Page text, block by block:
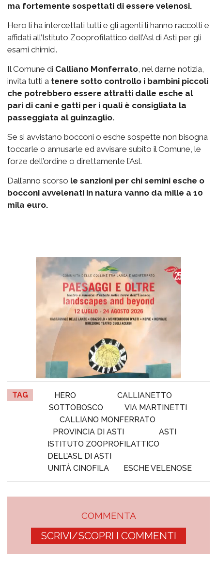
ma fortemente sospettati di essere velenosi.
Hero li ha intercettati tutti e gli agenti li hanno raccolti e
affidati all’Istituto Zooprofilattico dell’Asl di Asti per gli
esami chimici.
Il Comune di Calliano Monferrato , nel darne notizia,
invita tutti a tenere sotto controllo i bambini piccoli
che potrebbero essere attratti dalle esche al
pari di cani e gatti per i quali è consigliata la
passeggiata al guinzaglio.
Se si avvistano bocconi o esche sospette non bisogna
toccarle o annusarle ed avvisare subito il Comune, le
forze dell’ordine o direttamente l’Asl.
Dall’anno scorso le sanzioni per chi semini esche o
bocconi avvelenati in natura vanno da mille a 10
mila euro.
TAG HERO
CALLIANETTO
SOTTOBOSCO
VIA MARTINETTI
CALLIANO MONFERRATO
PROVINCIA DI ASTI
ASTI
ISTITUTO ZOOPROFILATTICO
DELL’ASL DI ASTI
UNITÀ CINOFILA
ESCHE VELENOSE
COMMENTA
SCRIVI/SCOPRI I COMMENTI